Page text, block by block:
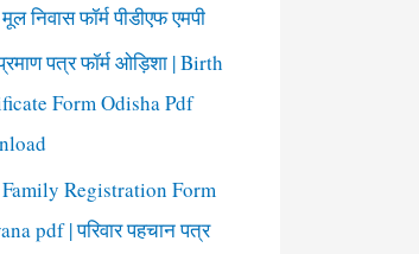
निवास फॉर्म पीडीएफ एमपी
पत्र फॉर्म ओड़िशा | Birth
Form Odisha Pdf
Registration Form
pdf | परिवार पहचान पत्र